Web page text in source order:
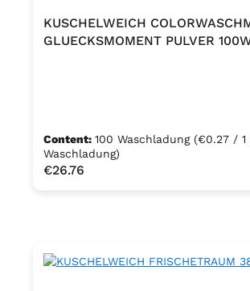
KUSCHELWEICH
GLUECKSMOMENT PULVER
Content: 100 Waschladung (€0.27 / 1
Waschladung)
Regular price:
€26.76